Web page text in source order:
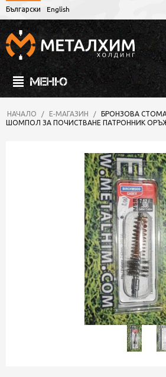
Български English
МЕНЮ
НАЧАЛО / Е-МАГАЗИН / БРОНЗОВА
ШОМПОЛ ЗА ПОЧИСТВАНЕ ПАТРОННИК